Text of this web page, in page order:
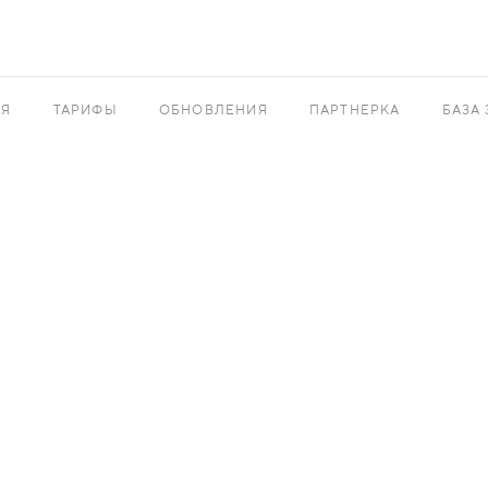
ТАРИФЫ ОБНОВЛЕНИЯ ПАРТНЕРКА БАЗА